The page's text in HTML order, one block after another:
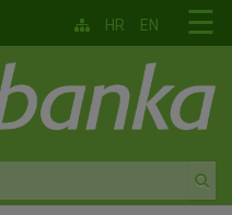
☰
HR EN